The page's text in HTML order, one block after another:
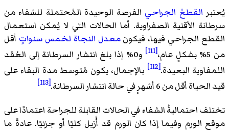
يُعتبر القطعُ الجراحي الفرصة الوحيدة المُحتملة للشفاء من
سرطانة الأقنية الصفراوية. أما الحالات التي لا يُمكن استعمال
القطع الجراحي فيها، فيكونمعدل النجاة لخمس سنواتٍ أقل
من 5% بشكلٍ عام،
[111]
و0% إذا بلغ انتشار السرطانة إلى العُقد
اللمفاوية البعيدة.[112]
بالإجمال، يكون مُتوسط مدة البقاء على
قيد الحياة أقل من 6 أشهرٍ في حالة انتشار السرطانة.
[113]
تختلف احتماليةُ الشفاء في الحالات القابلة للجراحة اعتمادًا على
موقع الورم وفيما إذا كان الورم قد أُزيل كليًا أو جزئيًا. عادةً ما